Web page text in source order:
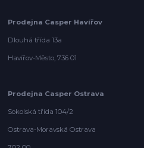
Prodejna Casper Havířov
Dlouhá třída 13a
Havířov-Město, 736 01
Prodejna Casper Ostrava
Sokolská třída 104/2
Ostrava-Moravská Ostrava